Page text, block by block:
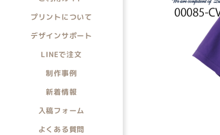
プリントについて
デザインサポート
LINEで注文
制作事例
新着情報
入稿フォーム
よくある質問